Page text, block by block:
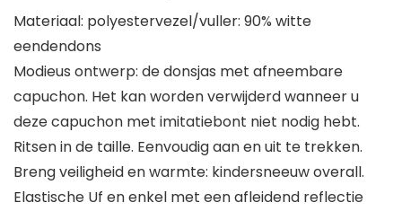
Materiaal: polyestervezel/vuller: 90% witte
eendendons
Modieus ontwerp: de donsjas met afneembare
capuchon. Het kan worden verwijderd wanneer u
deze capuchon met imitatiebont niet nodig hebt.
Ritsen in de taille. Eenvoudig aan en uit te trekken.
Breng veiligheid en warmte: kindersneeuw overall.
Elastische Uf en enkel met een afleidend reflectie